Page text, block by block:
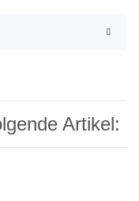
Artikel: